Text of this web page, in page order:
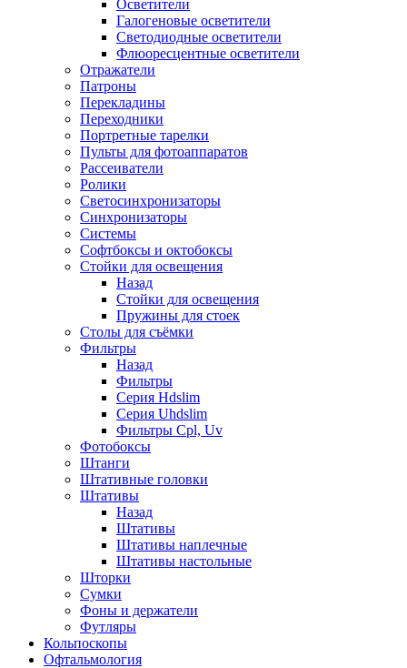
Осветители
Галогеновые осветители
Светодиодные осветители
Флюоресцентные осветители
Отражатели
Патроны
Перекладины
Переходники
Портретные тарелки
Пульты для фотоаппаратов
Рассеиватели
Ролики
Светосинхронизаторы
Синхронизаторы
Системы
Софтбоксы и октобоксы
Стойки для освещения
Назад
Стойки для освещения
Пружины для стоек
Столы для съёмки
Фильтры
Назад
Фильтры
Серия Hdslim
Серия Uhdslim
Фильтры Cpl, Uv
Фотобоксы
Штанги
Штативные головки
Штативы
Назад
Штативы
Штативы наплечные
Штативы настольные
Шторки
Сумки
Фоны и держатели
Футляры
Кольпоскопы
Офтальмология